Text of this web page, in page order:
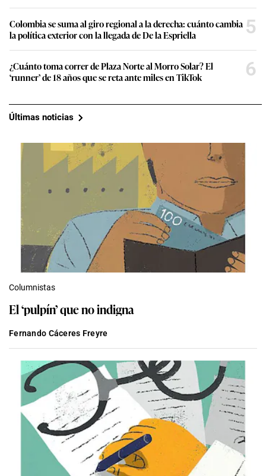
Colombia se suma al giro regional a la derecha: cuánto cambia
la política exterior con la llegada de De la Espriella
5
¿Cuánto toma correr de Plaza Norte al Morro Solar? El
‘runner’ de 18 años que se reta ante miles en TikTok
6
Últimas noticias
Columnistas
El ‘pulpín’ que no indigna
Fernando Cáceres Freyre